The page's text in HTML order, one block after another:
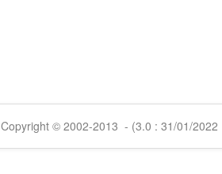
© 2002-2013 - (3.0 : 31/01/2022